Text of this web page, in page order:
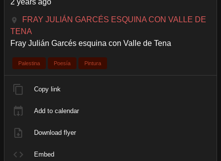
FRAY JULIÁN GARCÉS ESQUINA CON VALLE DE
TENA
Fray Julián Garcés esquina con Valle de Tena
Palestina Poesía Pintura
Copy link
Add to calendar
Download flyer
Embed